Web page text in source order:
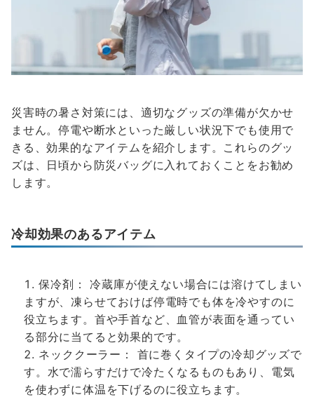
災害時の暑さ対策には、適切なグッズの準備が欠かせ
ません。停電や断水といった厳しい状況下でも使用で
きる、効果的なアイテムを紹介します。これらのグッ
ズは、日頃から防災バッグに入れておくことをお勧め
します。
冷却効果のあるアイテム
保冷剤： 冷蔵庫が使えない場合には溶けてしまい
ますが、凍らせておけば停電時でも体を冷やすのに
役立ちます。首や手首など、血管が表面を通ってい
る部分に当てると効果的です。
ネッククーラー： 首に巻くタイプの冷却グッズで
す。水で濡らすだけで冷たくなるものもあり、電気
を使わずに体温を下げるのに役立ちます。